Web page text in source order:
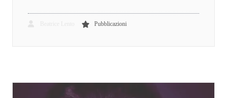
Pubblicazioni